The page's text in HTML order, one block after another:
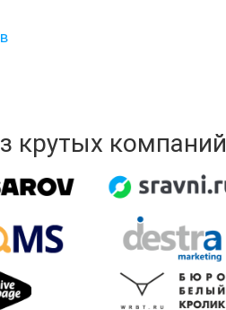
крутых компаний